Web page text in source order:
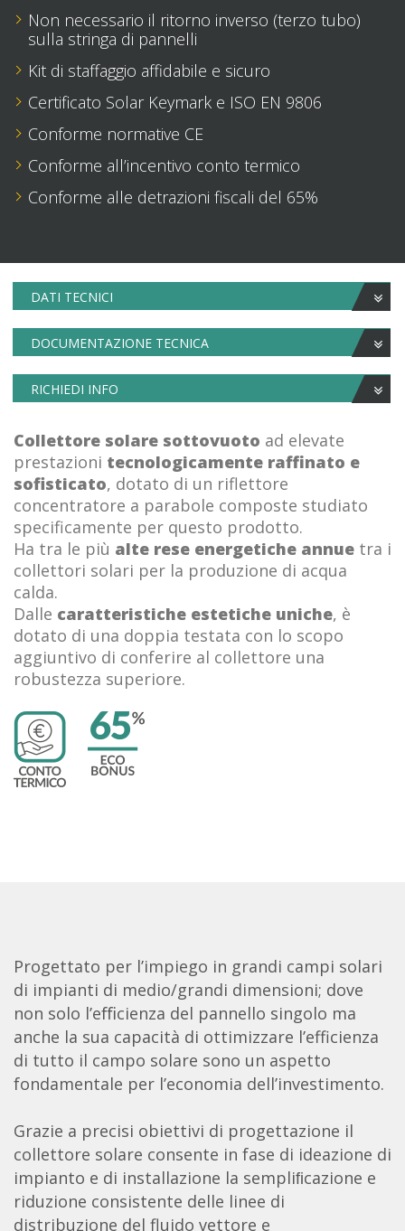
Non necessario il ritorno inverso (terzo tubo)
sulla stringa di pannelli
Kit di staffaggio affidabile e sicuro
Certificato Solar Keymark e ISO EN 9806
Conforme normative CE
Conforme all’incentivo conto termico
Conforme alle detrazioni fiscali del 65%
DATI TECNICI
DOCUMENTAZIONE TECNICA
RICHIEDI INFO
Collettore solare sottovuoto ad elevate
prestazioni tecnologicamente raffinato e
sofisticato, dotato di un riflettore
concentratore a parabole composte studiato
specificamente per questo prodotto.
Ha tra le più alte rese energetiche annue tra i
collettori solari per la produzione di acqua
calda.
Dalle caratteristiche estetiche uniche, è
dotato di una doppia testata con lo scopo
aggiuntivo di conferire al collettore una
robustezza superiore.
Progettato per l’impiego in grandi campi solari
di impianti di medio/grandi dimensioni; dove
non solo l’eﬃcienza del pannello singolo ma
anche la sua capacità di ottimizzare l’efficienza
di tutto il campo solare sono un aspetto
fondamentale per l’economia dell’investimento.
Grazie a precisi obiettivi di progettazione il
collettore solare consente in fase di ideazione di
impianto e di installazione la sempliﬁcazione e
riduzione consistente delle linee di
distribuzione del fluido vettore e